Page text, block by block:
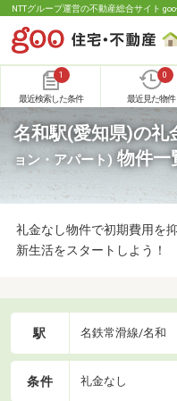
NTTグループ運営の不動産総合サイト
1
最近検索した条件
0
最近見た物件
名和駅(愛知県)の礼
ョン・アパート) 物件一
礼金なし物件で初期費用を
新生活をスタートしよう！
駅 名鉄常滑線/名和
条件 礼金なし